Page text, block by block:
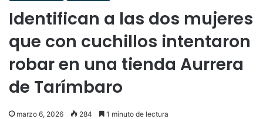
Identifican a las dos mujeres
que con cuchillos intentaron
robar en una tienda Aurrera
de Tarímbaro
marzo 6, 2026 284 1 minuto de lectura